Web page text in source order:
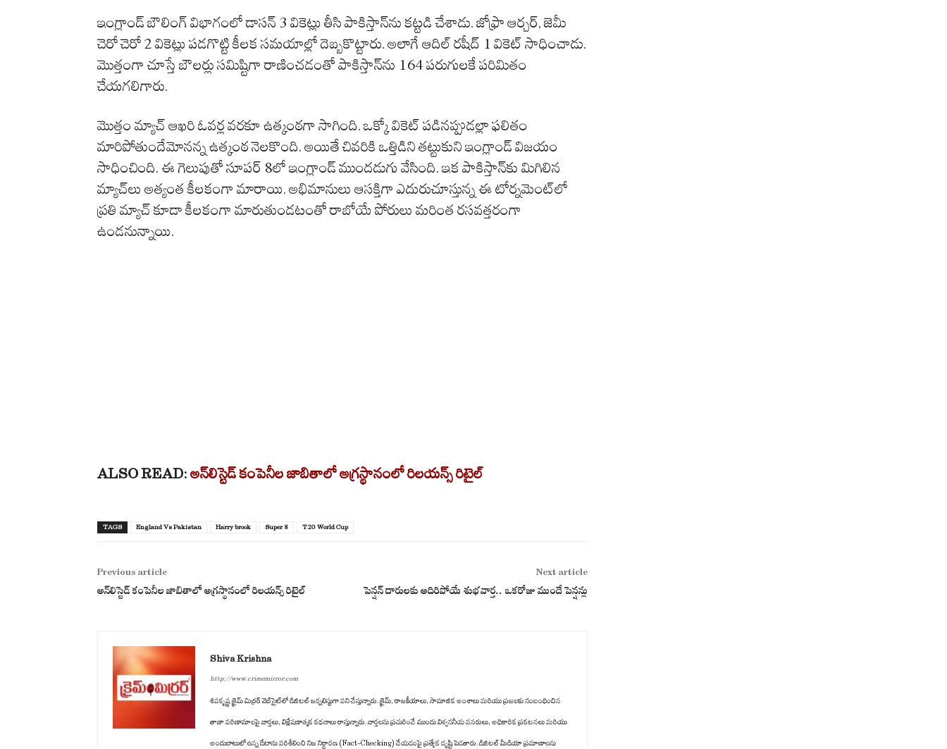
ఇంగ్లాండ్ బౌలింగ్ విభాగంలో డాసన్ 3 వికెట్లు తీసి పాకిస్తాన్‌ను కట్టడి చేశాడు. జోఫ్రా ఆర్చర్, జెమీ
చెరో చెరో 2 వికెట్లు పడగొట్టి కీలక సమయాల్లో దెబ్బకొట్టారు. అలాగే ఆదిల్ రషీద్ 1 వికెట్ సాధించాడు.
మొత్తంగా చూస్తే బౌలర్లు సమిష్టిగా రాణించడంతో పాకిస్తాన్‌ను 164 పరుగులకే పరిమితం
చేయగలిగారు.
మొత్తం మ్యాచ్ ఆఖరి ఓవర్ల వరకూ ఉత్కంఠగా సాగింది. ఒక్కో వికెట్ పడినప్పుడల్లా ఫలితం
మారిపోతుందేమోనన్న ఉత్కంఠ నెలకొంది. అయితే చివరికి ఒత్తిడిని తట్టుకుని ఇంగ్లాండ్ విజయం
సాధించింది. ఈ గెలుపుతో సూపర్ 8లో ఇంగ్లాండ్ ముందడుగు వేసింది. ఇక పాకిస్తాన్‌కు మిగిలిన
మ్యాచ్‌లు అత్యంత కీలకంగా మారాయి. అభిమానులు ఆసక్తిగా ఎదురుచూస్తున్న ఈ టోర్నమెంట్‌లో
ప్రతి మ్యాచ్ కూడా కీలకంగా మారుతుండటంతో రాబోయే పోరులు మరింత రసవత్తరంగా
ఉండనున్నాయి.
ALSO READ: అన్‌లిస్టెడ్ కంపెనీల జాబితాలో అగ్రస్థానంలో రిలయన్స్ రిటైల్
TAGS England Vs Pakistan Harry brook Super 8 T20 World Cup
Previous article
అన్‌లిస్టెడ్ కంపెనీల జాబితాలో అగ్రస్థానంలో రిలయన్స్ రిటైల్
Next article
పెన్షన్ దారులకు అదిరిపోయే శుభవార్త.. ఒకరోజు ముందే పెన్షన్లు
Shiva Krishna
http://www.crimemirror.com
శివకృష్ణ క్రైమ్ మిర్రర్ వెబ్‌సైట్‌లో డిజిటల్ జర్నలిస్టుగా పని చేస్తున్నారు. క్రైమ్, రాజకీయాలు, సామాజిక అంశాలు మరియు ప్రజలకు సంబంధించిన
తాజా పరిణామాలపై వార్తలు, విశ్లేషణాత్మక కథనాలు రాస్తున్నారు. వార్తలను ప్రచురించే ముందు విశ్వసనీయ వనరులు, అధికారిక ప్రకటనలు మరియు
అందుబాటులో ఉన్న డేటాను పరిశీలించి నిజ నిర్ధారణ (Fact-Checking) చేయడంపై ప్రత్యేక దృష్టి పెడతారు. డిజిటల్ మీడియా ప్రమాణాలను